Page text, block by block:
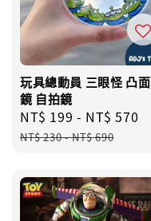
玩具總動員 三眼怪 凸面
鏡 自拍鏡
Sale
price
NT$ 199 - NT$ 570
NT$ 230-NT$ 690